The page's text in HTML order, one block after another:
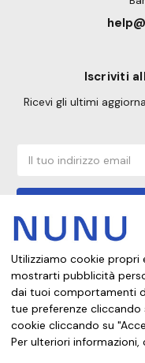
Iscriviti
Ricevi gli ultimi
email
Da quale
Note legali Informativa
Utilizziamo cookie
mostrarti pubblicità
dai tuoi comportamenti
tue preferenze
cookie cliccando su
Per ulteriori informazioni,